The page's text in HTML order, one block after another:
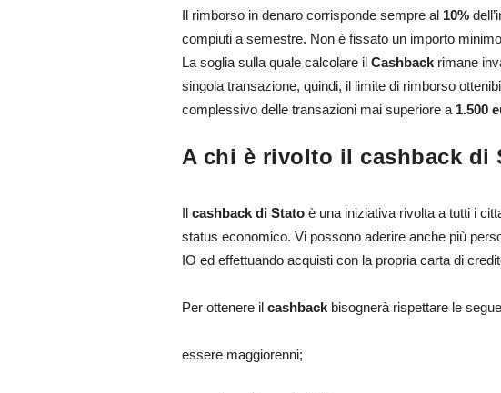
Il rimborso in denaro corrisponde sempre al 10%
compiuti a semestre. Non è fissato un importo
La soglia sulla quale calcolare il Cashbackrimane
singola transazione, quindi, il limite di rimborso
complessivo delle transazioni mai superiore a 1.500
A chi è rivolto il cashback di
Il cashback di Statoè una iniziativa rivolta a tutti i
status economico. Vi possono aderire anche più
IO ed effettuando acquisti con la propria carta di
Per ottenere il cashback bisognerà rispettare le
essere maggiorenni;